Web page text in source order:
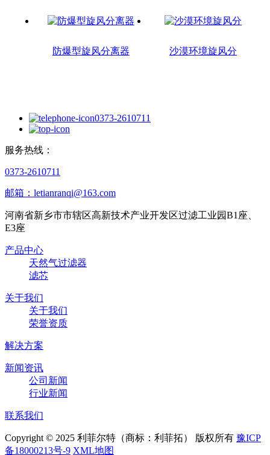
防爆型旋风分离器 沙漠环境旋风分
0373-2610711
服务热线：
0373-2610711
邮箱：letianranqi@163.com
河南省新乡市市辖区高新技术产业开发区过滤工业园B1座、
E3座
产品中心
天然气过滤器
滤芯
关于我们
关于我们
荣誉资质
解决方案
新闻资讯
公司新闻
行业新闻
联系我们
Copyright © 2025 利菲尔特（商标：利菲拓） 版权所有 豫ICP
备18000213号-9 XML地图